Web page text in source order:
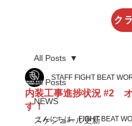
ク
All Posts
NEWS
スケジュール更新
All Posts
内装工事進捗状況 #2
す！
STAFF FIGHT BEAT
こんにちは、FIGHT BEAT